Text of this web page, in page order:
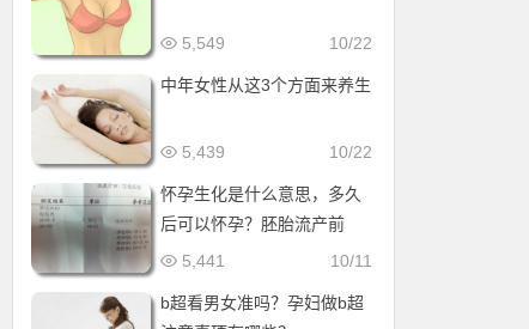
10/22
5,549
中年女性从这3个方面来养生
10/22
5,439
怀孕生化是什么意思，多久
后可以怀孕？胚胎流产前
兆！
10/11
5,441
b超看男女准吗？孕妇做b超